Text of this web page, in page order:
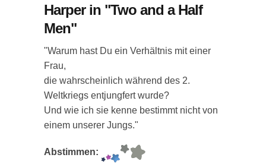
Harper in "Two and a Half
Men"
"Warum hast Du ein Verhältnis mit einer
Frau,
die wahrscheinlich während des 2.
Weltkriegs entjungfert wurde?
Und wie ich sie kenne bestimmt nicht von
einem unserer Jungs."
Abstimmen: